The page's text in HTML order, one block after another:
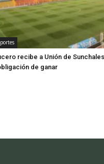
recibe a Unión de
de ganar